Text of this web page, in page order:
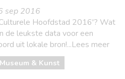
sep 2016
Hoofdstad 2016'? Wat
de leukste data voor een
uit lokale bron!...Lees meer
Museum & Kunst